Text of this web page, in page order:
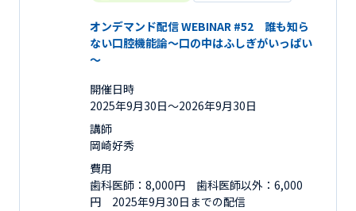
オンデマンド配信 WEBINAR #52 誰も知ら
ない口腔機能論～口の中はふしぎがいっぱい
～
開催日時
2025年9月30日〜2026年9月30日
講師
岡崎好秀
費用
歯科医師：8,000円 歯科医師以外：6,000
円 2025年9月30日までの配信